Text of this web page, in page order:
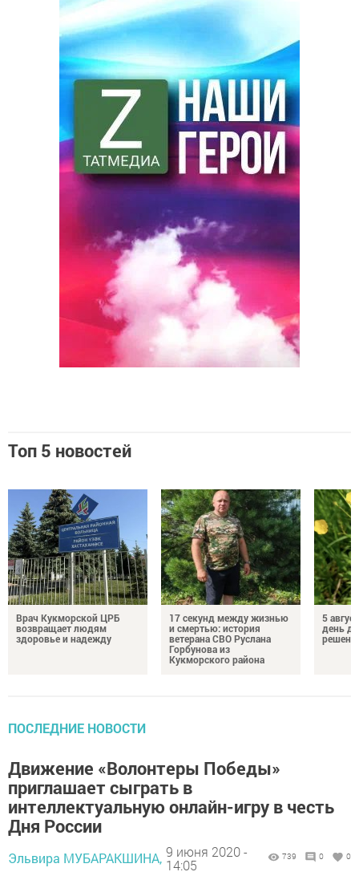
Топ 5 новостей
Врач Кукморской ЦРБ
возвращает людям
здоровье и надежду
17 секунд между жизнью
и смертью: история
ветерана СВО Руслана
Горбунова из
Кукморского района
5
день
ПОСЛЕДНИЕ НОВОСТИ
Движение «Волонтеры Победы»
приглашает сыграть в
интеллектуальную онлайн-игру в честь
Дня России
Эльвира МУБАРАКШИНА, 9 июня 2020 -
14:05
739 0 0